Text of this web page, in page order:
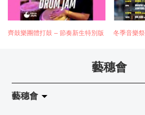
齊鼓樂團體打鼓 – 節奏新生特別版 冬季音樂祭
藝穗會
藝穗會